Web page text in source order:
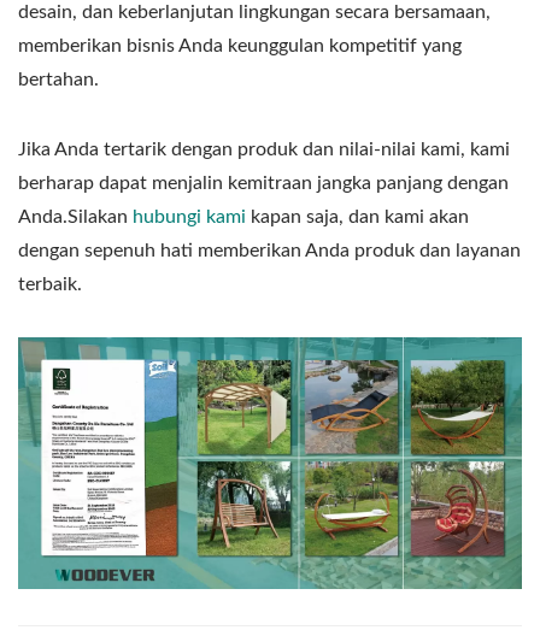
desain, dan keberlanjutan lingkungan secara bersamaan,
memberikan bisnis Anda keunggulan kompetitif yang
bertahan.
Jika Anda tertarik dengan produk dan nilai-nilai kami, kami
berharap dapat menjalin kemitraan jangka panjang dengan
Anda.Silakan hubungi kami kapan saja, dan kami akan
dengan sepenuh hati memberikan Anda produk dan layanan
terbaik.